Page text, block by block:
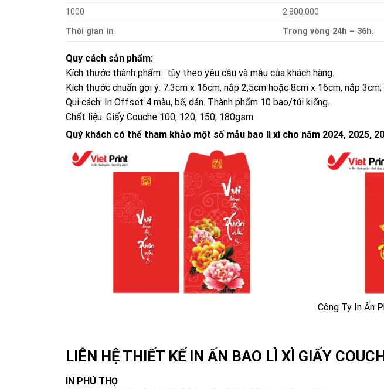
1000
2.800.000
Thời gian in
Trong vòng 24h – 36h.
Quy cách sản phẩm:
Kích thước thành phẩm : tùy theo yêu cầu và mẫu của khách hàng.
Kích thước chuẩn gợi ý: 7.3cm x 16cm, nắp 2,5cm hoặc 8cm x 16cm, nắp
Qui cách: In Offset 4 màu, bế, dán. Thành phẩm 10 bao/túi kiếng.
Chất liệu: Giấy Couche 100, 120, 150, 180gsm.
Quý khách có thể tham khảo một số mẫu bao lì xì cho năm 2024, 2025,
Công Ty In Ấn
LIÊN HỆ THIẾT KẾ IN ẤN BAO LÌ XÌ GIẤY
IN PHÚ THỌ